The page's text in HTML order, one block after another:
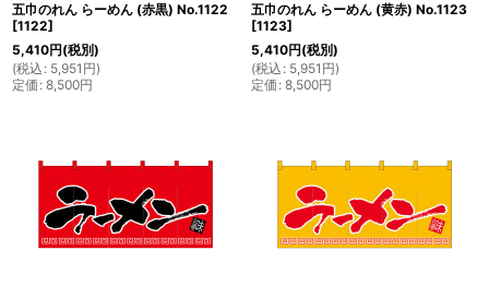
五巾のれん らーめん (赤黒) No.1122
[1122]
5,410円(税別)
(税込 : 5,951 円)
定価 : 8,500円
五巾のれん らーめん (黄赤) No.1123
[1123]
5,410円(税別)
(税込 : 5,951 円)
定価 : 8,500円